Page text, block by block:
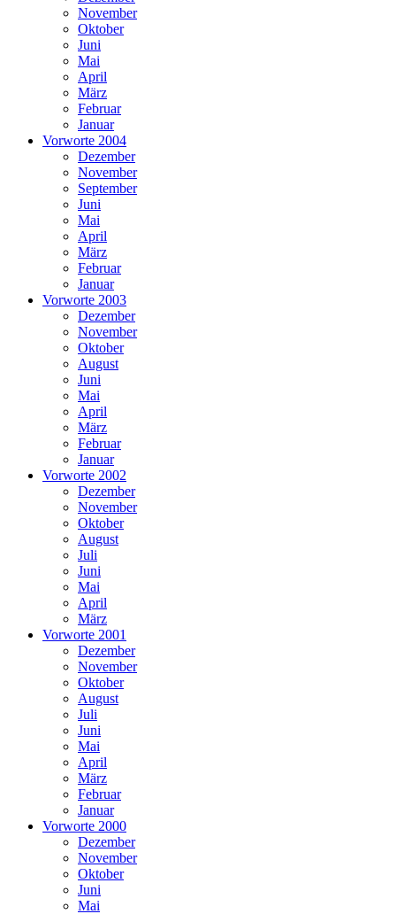
November
Oktober
Juni
Mai
April
März
Februar
Januar
Vorworte 2004
Dezember
November
September
Juni
Mai
April
März
Februar
Januar
Vorworte 2003
Dezember
November
Oktober
August
Juni
Mai
April
März
Februar
Januar
Vorworte 2002
Dezember
November
Oktober
August
Juli
Juni
Mai
April
März
Vorworte 2001
Dezember
November
Oktober
August
Juli
Juni
Mai
April
März
Februar
Januar
Vorworte 2000
Dezember
November
Oktober
Juni
Mai